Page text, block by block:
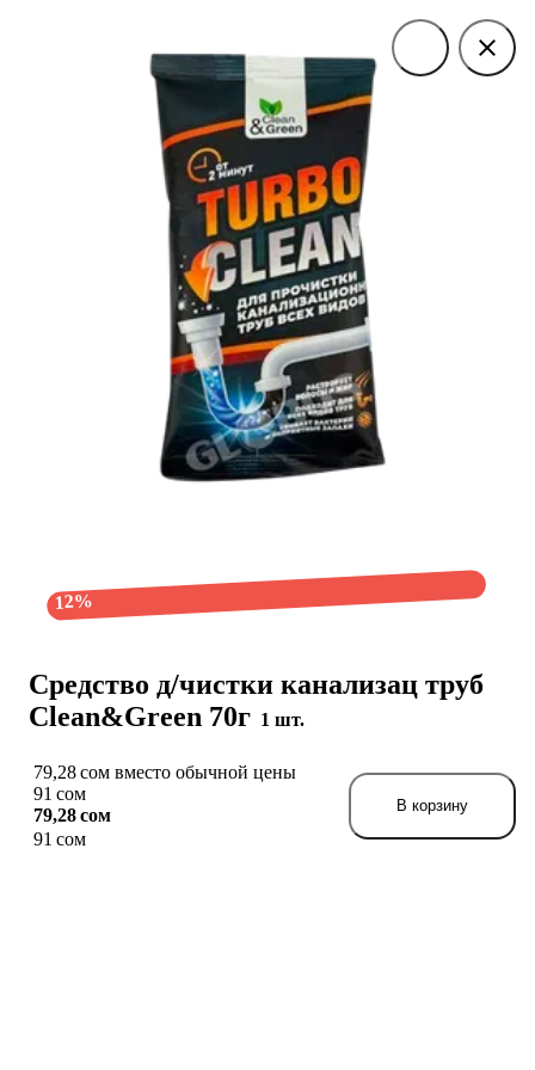
Средство д/чистки канализац труб
Clean&Green 70г 1 шт.
12%
79,28 сом вместо обычной цены
91 сом
79,28 сом
91 сом
В корзину